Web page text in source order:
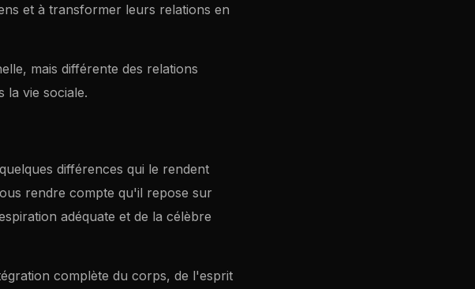
et à transformer leurs relations en
mais différente des relations
la vie sociale.
différences qui le rendent
rendre compte qu'il repose sur
adéquate et de la célèbre
complète du corps, de l'esprit